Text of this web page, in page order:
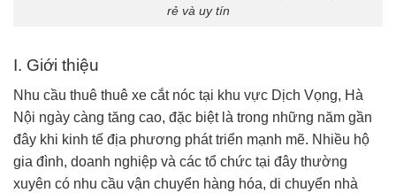
rẻ và uy tín
I. Giới thiệu
Nhu cầu thuê thuê xe cắt nóc tại khu vực Dịch Vọng, Hà
Nội ngày càng tăng cao, đặc biệt là trong những năm gần
đây khi kinh tế địa phương phát triển mạnh mẽ. Nhiều hộ
gia đình, doanh nghiệp và các tổ chức tại đây thường
xuyên có nhu cầu vận chuyển hàng hóa, di chuyển nhà